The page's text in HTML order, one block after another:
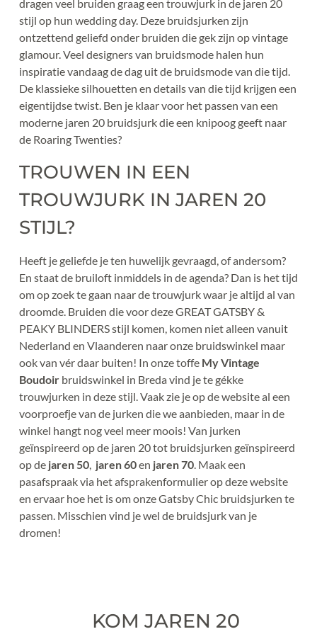
dragen veel bruiden graag een trouwjurk in de jaren 20
stijl op hun wedding day. Deze bruidsjurken zijn
ontzettend geliefd onder bruiden die gek zijn op vintage
glamour. Veel designers van bruidsmode halen hun
inspiratie vandaag de dag uit de bruidsmode van die tijd.
De klassieke silhouetten en details van die tijd krijgen een
eigentijdse twist. Ben je klaar voor het passen van een
moderne jaren 20 bruidsjurk die een knipoog geeft naar
de Roaring Twenties?
TROUWEN IN EEN
TROUWJURK IN JAREN 20
STIJL?
Heeft je geliefde je ten huwelijk gevraagd, of andersom?
En staat de bruiloft inmiddels in de agenda? Dan is het tijd
om op zoek te gaan naar de trouwjurk waar je altijd al van
droomde. Bruiden die voor deze GREAT GATSBY &
PEAKY BLINDERS stijl komen, komen niet alleen vanuit
Nederland en Vlaanderen naar onze bruidswinkel maar
ook van vér daar buiten! In onze toffe My Vintage
Boudoir bruidswinkel in Breda vind je te gékke
trouwjurken in deze stijl. Vaak zie je op de website al een
voorproefje van de jurken die we aanbieden, maar in de
winkel hangt nog veel meer moois! Van jurken
geïnspireerd op de jaren 20 tot bruidsjurken geïnspireerd
op de jaren 50, jaren 60en jaren 70. Maak een
pasafspraak via het afsprakenformulier op deze website
en ervaar hoe het is om onze Gatsby Chic bruidsjurken te
passen. Misschien vind je wel de bruidsjurk van je
dromen!
KOM JAREN 20